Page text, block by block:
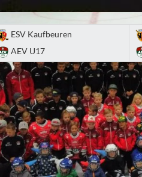
ESV Kaufbeuren
AEV U17